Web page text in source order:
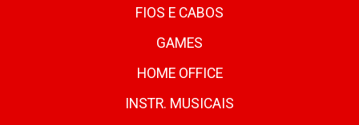
FIOS E CABOS
GAMES
HOME OFFICE
INSTR. MUSICAIS